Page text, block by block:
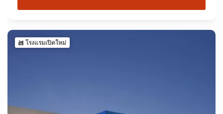
โรงแรมเปิดใหม่